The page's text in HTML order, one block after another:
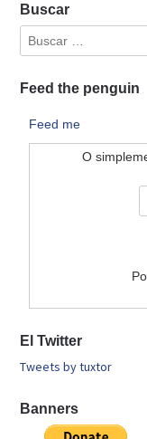
Buscar
Feed the penguin
Feed me
O
El Twitter
Tweets by tuxtor
Banners